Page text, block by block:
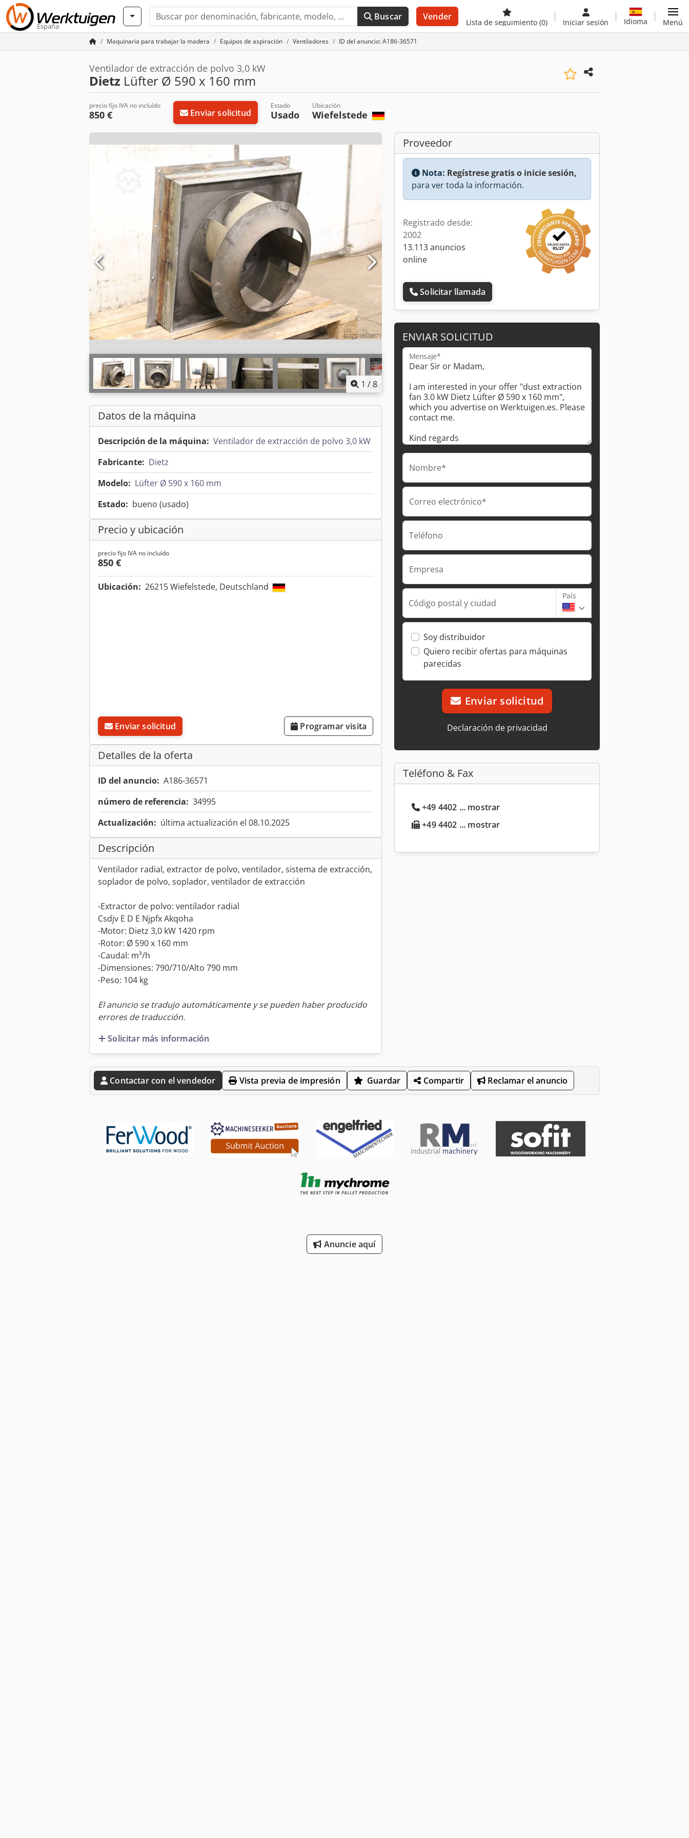
España
Buscar Vender
Lista de seguimiento (0) Iniciar sesión Idioma Menú
Maquinaria para trabajar la madera Equipos de aspiración Ventiladores ID del anuncio: A186-36571
Ventilador de extracción de polvo 3,0 kW
Dietz Lüfter Ø 590 x 160 mm
precio fijo IVA no incluído
850 € Enviar solicitud
Estado
Usado
Ubicación
Wiefelstede
1 /8
Datos de la máquina
Descripción de la máquina: Ventilador de extracción de polvo 3,0 kW
Fabricante: Dietz
Modelo: Lüfter Ø 590 x 160 mm
Estado: bueno (usado)
Precio y ubicación
precio fijo IVA no incluído
850 €
Ubicación: 26215 Wiefelstede, Deutschland
Enviar solicitud Programar visita
Detalles de la oferta
ID del anuncio: A186-36571
número de referencia: 34995
Actualización: última actualización el 08.10.2025
Descripción
Ventilador radial, extractor de polvo, ventilador, sistema de extracción,
soplador de polvo, soplador, ventilador de extracción
-Extractor de polvo: ventilador radial
Csdjv E D E Njpfx Akqoha
-Motor: Dietz 3,0 kW 1420 rpm
-Rotor: Ø 590 x 160 mm
-Caudal: m³/h
-Dimensiones: 790/710/Alto 790 mm
-Peso: 104 kg
El anuncio se tradujo automáticamente y se pueden haber producido
errores de traducción.
Solicitar más información
Proveedor
Nota: Regístrese gratis o inicie sesión,
para ver toda la información.
Registrado desde:
2002
13.113 anuncios
online
Solicitar llamada
ENVIAR SOLICITUD
Mensaje*
Nombre*
Correo electrónico*
Teléfono
Empresa
Código postal y ciudad
País
Soy distribuidor
Quiero recibir ofertas para máquinas
parecidas
Enviar solicitud
Declaración de privacidad
Teléfono & Fax
+49 4402 ... mostrar
+49 4402 ... mostrar
Contactar con el vendedor Vista previa de impresión Guardar Compartir Reclamar el anuncio
Anuncie aquí